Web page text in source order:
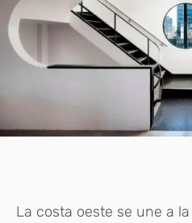
La costa oeste se une a la